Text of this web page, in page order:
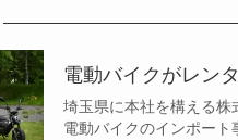
電動バイクがレン
埼玉県に本社を構える株
電動バイクのインポー